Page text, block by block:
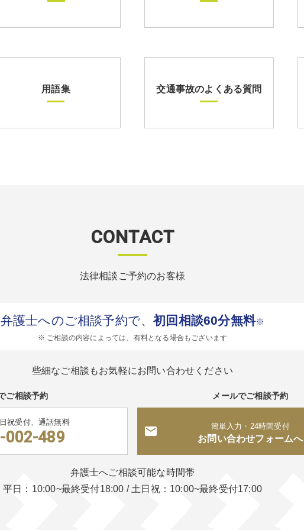
用語集 交通事故のよくある質問
CONTACT
法律相談ご予約のお客様
弁護士へのご相談予約で、初回相談60分無料※
※ ご相談の内容によっては、有料となる場合もございます
些細なご相談もお気軽にお問い合わせください
ご相談予約
祝受付、通話無料
002-489
メールでご相談予約
簡単入力・24時間受付
お問い合わせフォームへ
弁護士へご相談可能な時間帯
平日：10:00~最終受付18:00 / 土日祝：10:00~最終受付17:00